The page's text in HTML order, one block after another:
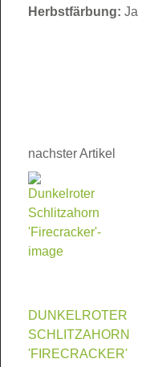
Herbstfärbung: Ja
nachster Artikel
DUNKELROTER
SCHLITZAHORN
'FIRECRACKER'